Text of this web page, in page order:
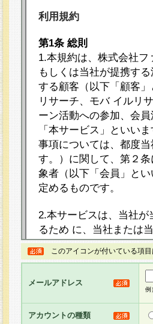
利用規約
第1条 総則
1.本規約は、株式会社
もしくは当社が提携す
する顧客（以下「顧客
リサーチ、モバ イルリ
ーン活動への参加、会
「本サービス」といい
事項については、都度
す。）に関して、第２
象者（以下「会員」と
定めるものです。
2.本サービスは、当社
るため に、当社または
ト（以下「本サイト」
ージを設け、会員がア
し、その結果を当社が
るものです。なお、本
員に対して本サービス
た全ての会員に対して
このアイコンが付いている項
メールアドレス
例
アカウントの種類